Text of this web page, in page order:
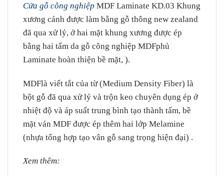
Cửa gỗ công nghiệp MDF Laminate KD.03 Khung
xương cánh được làm bằng gỗ thông new zealand
đã qua xử lý, ở hai mặt khung xương được ép
bằng hai tấm da gỗ công nghiệp MDFphủ
Laminate hoàn thiện bề mặt, ).
MDFlà viết tắt của từ (Medium Density Fiber) là
bột gỗ đã qua xử lý và trộn keo chuyên dụng ép ở
nhiệt độ và áp suất trung bình tạo thành tấm, bề
mặt ván MDF được ép thêm hai lớp Melamine
(nhựa tổng hợp tạo vân gỗ sang trọng hiện đại) .
Xem thêm: